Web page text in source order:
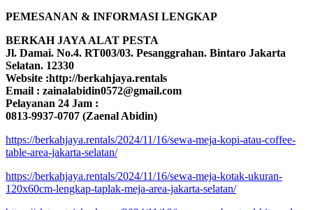
PEMESANAN & INFORMASI LENGKAP
BERKAH JAYA ALAT PESTA
Jl. Damai. No.4. RT003/03. Pesanggrahan. Bintaro Jakarta
Selatan. 12330
Website :http://berkahjaya.rentals
Email : zainalabidin0572@gmail.com
Pelayanan 24 Jam :
0813-9937-0707 (Zaenal Abidin)
https://berkahjaya.rentals/2024/11/16/sewa-meja-kopi-atau-coffee-
table-area-jakarta-selatan/
https://berkahjaya.rentals/2024/11/16/sewa-meja-kotak-ukuran-
120x60cm-lengkap-taplak-meja-area-jakarta-selatan/